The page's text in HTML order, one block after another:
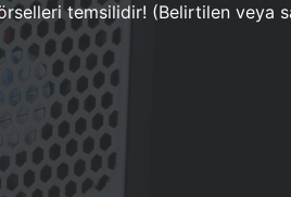
temsilidir! (Belirtilen veya